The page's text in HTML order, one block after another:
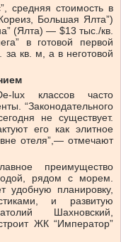
средняя стоимость в
Большая Ялта”)
(Ялта) — $13 тыс./кв.
в готовой первой
за кв. м, а в неготовой
классов часто
“Законодательного
не существует.
его как элитное
отеля”,— отмечают
преимущество
рядом с морем.
удобную планировку,
и развитую
Шахновский,
ЖК “Император”